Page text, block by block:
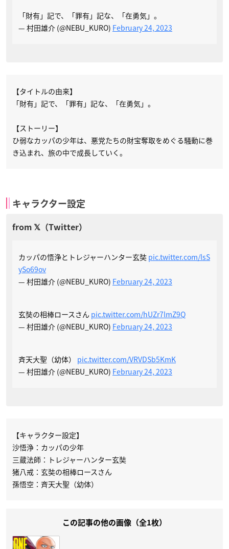
「財有」記で、「罪有」記な、「在勇気」。
— 村田雄介 (@NEBU_KURO) February 24, 2023
【タイトルの由来】
「財有」記で、「罪有」記な、「在勇気」。
【ストーリー】
ひ弱なカッパの少年は、悪党たちの財宝奪取をめぐる騒動に巻
き込まれ、旅の中で成長していく。
キャラクター設定
カッパの悟浄とトレジャーハンター玄奘 pic.twitter.com/lsS
ySo69ov
— 村田雄介 (@NEBU_KURO) February 24, 2023
玄奘の相棒ロースさん pic.twitter.com/hUZr7lmZ9Q
— 村田雄介 (@NEBU_KURO) February 24, 2023
斉天大聖（幼体） pic.twitter.com/VRVDSb5KmK
— 村田雄介 (@NEBU_KURO) February 24, 2023
【キャラクター設定】
沙悟浄：カッパの少年
三蔵法師：トレジャーハンター玄奘
猪八戒：玄奘の相棒ロースさん
孫悟空：斉天大聖（幼体）
この記事の他の画像（全1枚）